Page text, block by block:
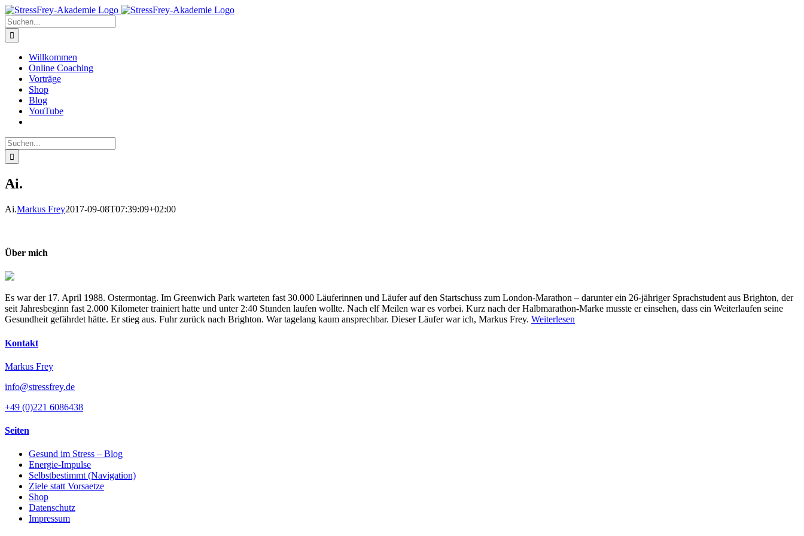
Zum
Inhalt
springen
Suche
nach:
Willkommen
Online Coaching
Vorträge
Shop
Blog
YouTube
Suche
nach:
Ai.
Ai.Markus Frey2017-09-08T07:39:09+02:00
Über mich
Es war der 17. April 1988. Ostermontag. Im Greenwich Park warteten fast 30.000 Läuferinnen und Läufer auf den Startschuss zum London-Marathon – darunter ein 26-jähriger Sprachstudent aus Brighton, der
seit Jahresbeginn fast 2.000 Kilometer trainiert hatte und unter 2:40 Stunden laufen wollte. Nach elf Meilen war es vorbei. Kurz nach der Halbmarathon-Marke musste er einsehen, dass ein Weiterlaufen seine
Gesundheit gefährdet hätte. Er stieg aus. Fuhr zurück nach Brighton. War tagelang kaum ansprechbar. Dieser Läufer war ich, Markus Frey. Weiterlesen
Kontakt
Markus Frey
info@stressfrey.de
+49 (0)221 6086438
Seiten
Gesund im Stress – Blog
Energie-Impulse
Selbstbestimmt (Navigation)
Ziele statt Vorsaetze
Shop
Datenschutz
Impressum